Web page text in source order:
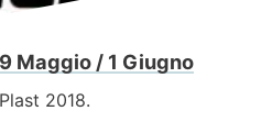
Maggio / 1 Giugno
2018.